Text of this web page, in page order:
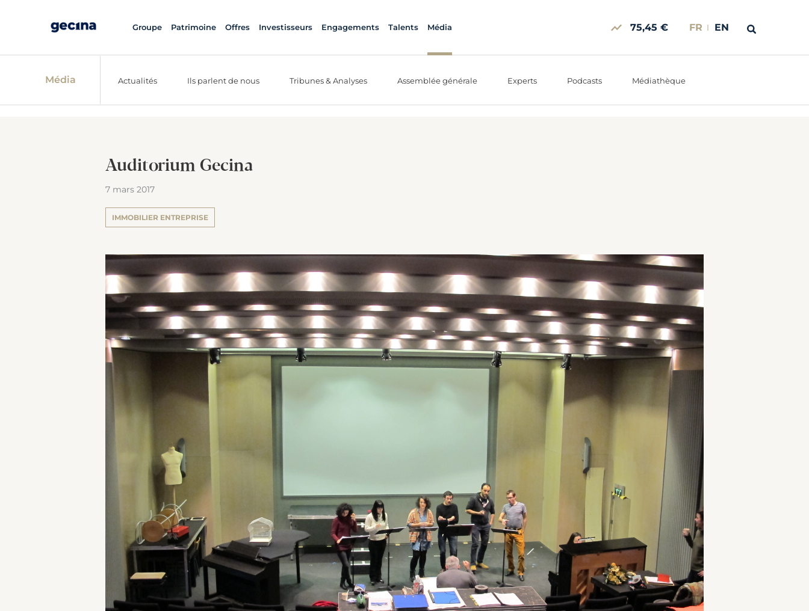
Groupe Patrimoine Offres Investisseurs Engagements Talents Média 75,45 € FR EN
Média Actualités Ils parlent de nous Tribunes & Analyses Assemblée générale Experts Podcasts Médiathèque
Auditorium Gecina
7 mars 2017
IMMOBILIER ENTREPRISE